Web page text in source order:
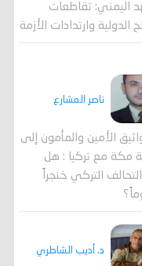
اليمني: تقاطعات
الدولية وارتدادات الأزمة
ناصر المشارع
الأمين والمأمون إلى
مكة مع تركيا : هل
التركي خنجراً
د. أديب الشاطري